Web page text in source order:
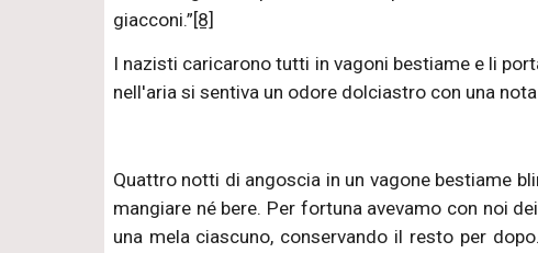
giacconi.” [8]
I nazisti caricarono tutti in vagoni bestiame e li
nell'aria si sentiva un odore dolciastro con una
Quattro notti di angoscia in un vagone bestiame
mangiare né bere. Per fortuna avevamo con noi
una mela ciascuno, conservando il resto per